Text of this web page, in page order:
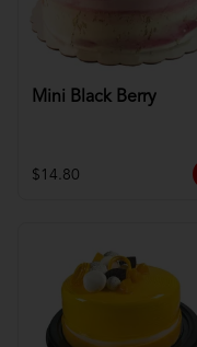
Mini Black Berry
$14.80